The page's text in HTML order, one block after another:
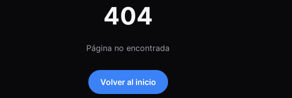
404
Página no encontrada
Volver al inicio